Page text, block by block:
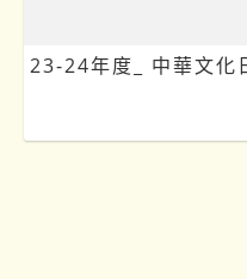
23-24年度_ 中華文化